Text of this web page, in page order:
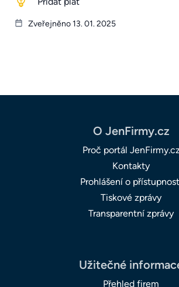
Zveřejněno 13. 01. 2025
O JenFirmy.cz
Proč portál
Kontakty
Prohlášení o
Tiskové zprávy
Transparentní zprávy
Užitečné
Přehled firem